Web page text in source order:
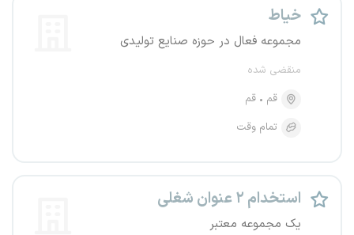
خیاط
مجموعه فعال در حوزه صنایع تولیدی
منقضی شده
قم
قم
تمام وقت
استخدام ۲ عنوان شغلی
یک مجموعه معتبر